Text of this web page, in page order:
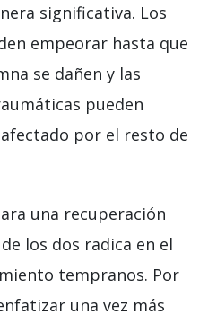
significativa. Los
empeorar hasta que
se dañen y las
pueden
por el resto de
una recuperación
los dos radica en el
tempranos. Por
una vez más